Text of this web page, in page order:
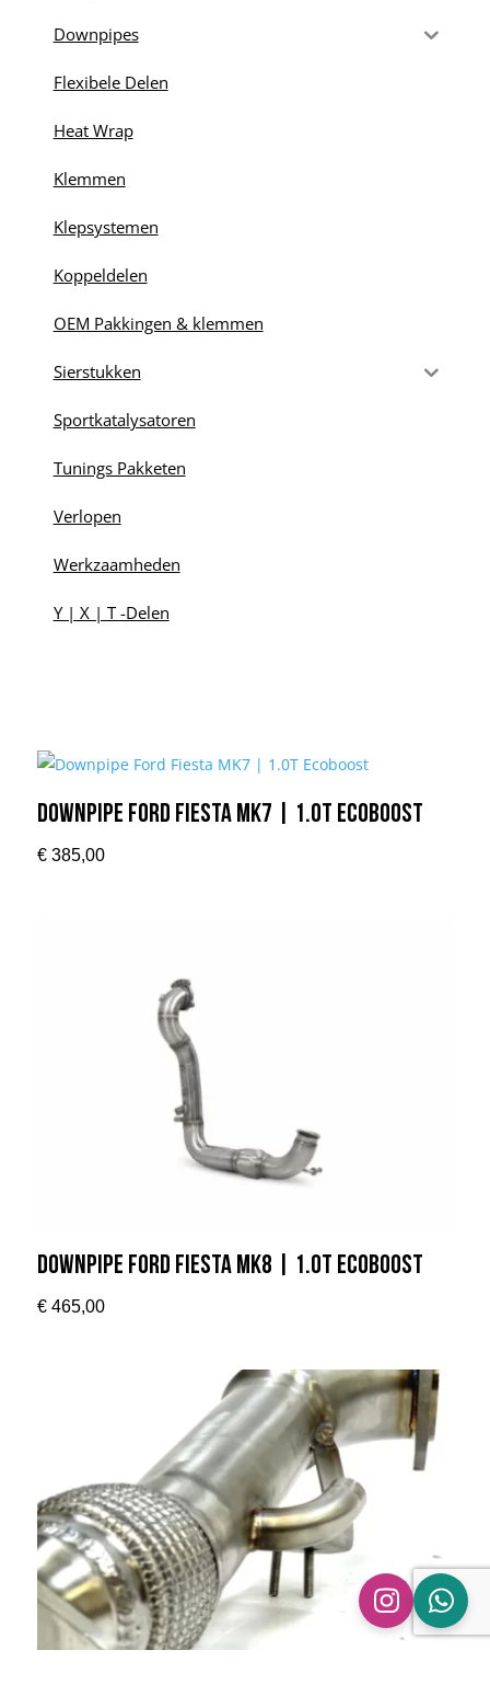
Downpipes
Flexibele Delen
Heat Wrap
Klemmen
Klepsystemen
Koppeldelen
OEM Pakkingen & klemmen
Sierstukken
Sportkatalysatoren
Tunings Pakketen
Verlopen
Werkzaamheden
Y | X | T -Delen
Downpipe Ford Fiesta MK7 | 1.0T Ecoboost
€385,00
Downpipe Ford Fiesta MK8 | 1.0T Ecoboost
€465,00